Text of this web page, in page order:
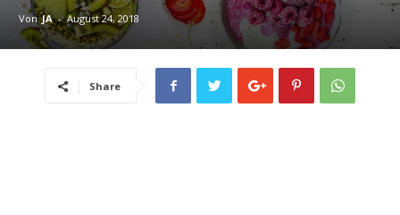
Von JA - August 24, 2018
Share